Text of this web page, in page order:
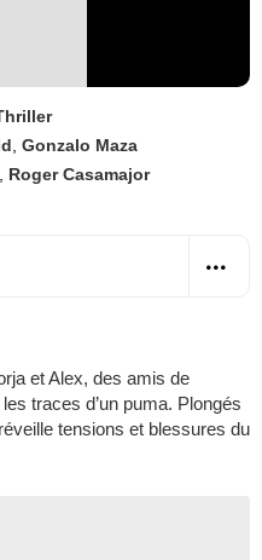
Gonzalo Maza
Roger Casamajor
et Alex, des amis de
traces d’un puma. Plongés
tensions et blessures du